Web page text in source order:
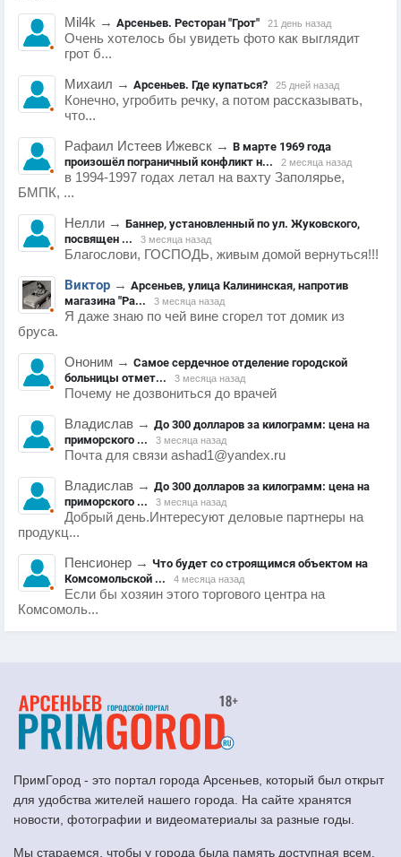
Mil4k → Арсеньев. Ресторан "Грот" 21 день назад
Очень хотелось бы увидеть фото как выглядит
грот б...
Михаил → Арсеньев. Где купаться? 25 дней назад
Конечно, угробить речку, а потом рассказывать,
что...
Рафаил Истеев Ижевск → В марте 1969 года
произошёл пограничный конфликт н...
2 месяца назад
в 1994-1997 годах летал на вахту Заполярье,
БМПК, ...
Нелли → Баннер, установленный по ул. Жуковского,
посвящен ...
3 месяца назад
Благослови, ГОСПОДЬ, живым домой вернуться!!!
Виктор → Арсеньев, улица Калининская, напротив
магазина "Ра...
3 месяца назад
Я даже знаю по чей вине сгорел тот домик из
бруса.
Ононим → Самое сердечное отделение городской
больницы отмет...
3 месяца назад
Почему не дозвониться до врачей
Владислав → До 300 долларов за килограмм: цена на
приморского ...
3 месяца назад
Почта для связи ashad1@yandex.ru
Владислав → До 300 долларов за килограмм: цена на
приморского ...
3 месяца назад
Добрый день.Интересуют деловые партнеры на
продукц...
Пенсионер → Что будет со строящимся объектом на
Комсомольской ...
4 месяца назад
Если бы хозяин этого торгового центра на
Комсомоль...
ПримГород - это портал города Арсеньев, который был открыт
для удобства жителей нашего города. На сайте хранятся
новости, фотографии и видеоматериалы за разные годы.
Мы стараемся, чтобы у города была память доступная всем.